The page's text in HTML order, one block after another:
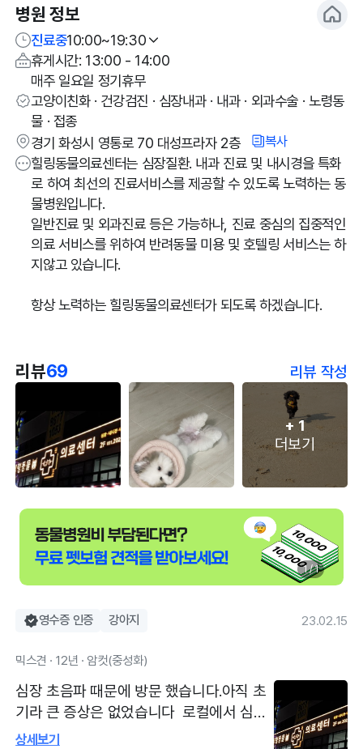
병원 정보
진료중10:00~19:30
휴게시간: 13:00 - 14:00
매주 일요일 정기휴무
고양이친화 · 건강검진 · 심장내과 · 내과 · 외과수술 · 노령동
물 · 접종
경기 화성시 영통로 70 대성프라자 2층
복사
힐링동물의료센터는 심장질환. 내과 진료 및 내시경을 특화
로 하여 최선의 진료서비스를 제공할 수 있도록 노력하는 동
물병원입니다.
일반진료 및 외과진료 등은 가능하나, 진료 중심의 집중적인
의료 서비스를 위하여 반려동물 미용 및 호텔링 서비스는 하
지않고 있습니다.
항상 노력하는 힐링동물의료센터가 되도록 하겠습니다.
리뷰69 리뷰 작성
+ 1
더보기
1 / 1
영수증 인증 강아지 23.02.15
믹스견 · 12년 · 암컷(중성화)
심장 초음파 때문에 방문 했습니다.아직 초
기라 큰 증상은 없었습니다 로컬에서 심장
초음파 권유 받고 방문 하게 되었습니다.개
상세보기